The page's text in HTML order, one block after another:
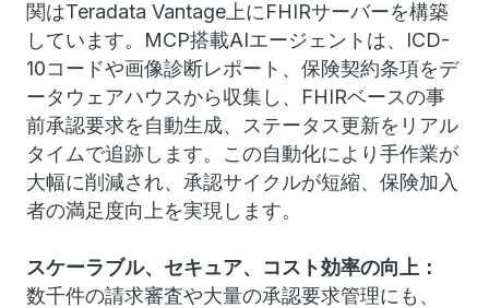
関はTeradata Vantage上にFHIRサーバーを構築
しています。MCP搭載AIエージェントは、ICD-
10コードや画像診断レポート、保険契約条項をデ
ータウェアハウスから収集し、FHIRベースの事
前承認要求を自動生成、ステータス更新をリアル
タイムで追跡します。この自動化により手作業が
大幅に削減され、承認サイクルが短縮、保険加入
者の満足度向上を実現します。
スケーラブル、セキュア、コスト効率の向上：
数千件の請求審査や大量の承認要求管理にも、